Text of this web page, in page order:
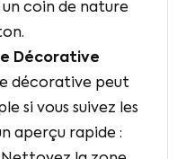
coin de nature
Décorative
décorative peut
si vous suivez les
aperçu rapide :